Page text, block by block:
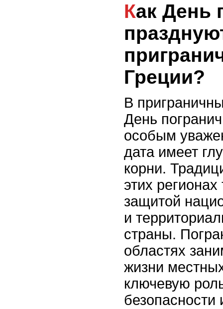
Как День пограничников
Греции?
В
День
особым
дата имеет
корни.
этих
защитой
и
страны.
областях
жизни
ключевую
безопасности